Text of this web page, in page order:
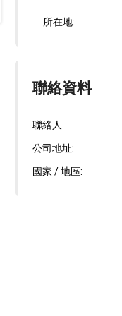
所在地:
聯絡資料
聯絡人:
公司地址:
國家 / 地區: